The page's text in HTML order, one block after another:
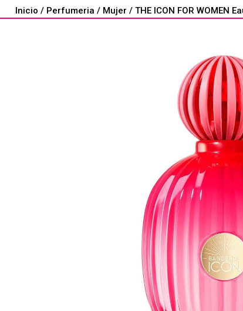
Inicio / Perfumeria / Mujer / THE ICON FOR WOMEN